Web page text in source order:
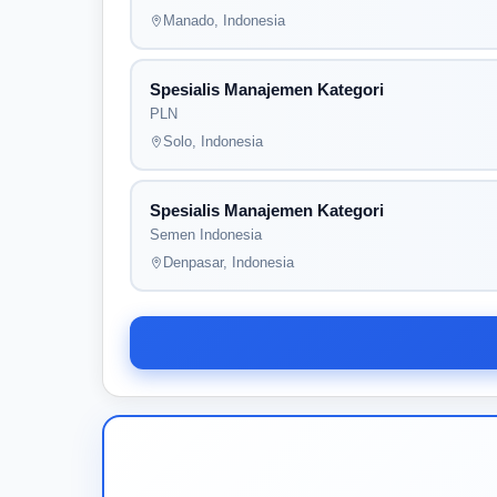
Manado, Indonesia
Spesialis Manajemen Kategori
PLN
Solo, Indonesia
Spesialis Manajemen Kategori
Semen Indonesia
Denpasar, Indonesia